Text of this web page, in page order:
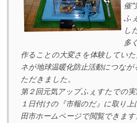
催
ふ
し
多
作ることの大変さを体験してい
ネが地球温暖化防止活動につな
ただきました。
第２回元気アップふぇすたでの
１日付けの『市報のだ』に取り
田市ホームページで閲覧できま